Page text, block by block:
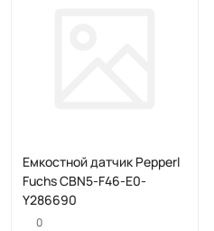
Емкостной датчик Pepperl
Fuchs CBN5-F46-E0-
Y286690
0